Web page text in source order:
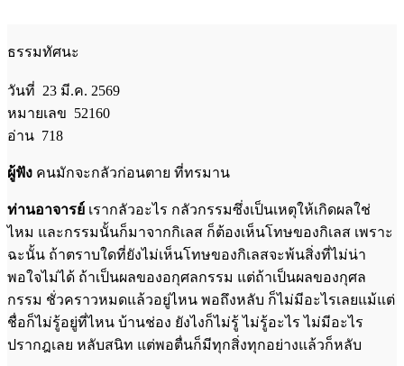
ธรรมทัศนะ
วันที่ 23 มี.ค. 2569
หมายเลข 52160
อ่าน 718
ผู้ฟัง คนมักจะกลัวก่อนตาย ที่ทรมาน
ท่านอาจารย์ เรากลัวอะไร กลัวกรรมซึ่งเป็นเหตุให้เกิดผลใช่
ไหม และกรรมนั้นก็มาจากกิเลส ก็ต้องเห็นโทษของกิเลส เพราะ
ฉะนั้น ถ้าตราบใดที่ยังไม่เห็นโทษของกิเลสจะพ้นสิ่งที่ไม่น่า
พอใจไม่ได้ ถ้าเป็นผลของอกุศลกรรม แต่ถ้าเป็นผลของกุศล
กรรม ชั่วคราวหมดแล้วอยู่ไหน พอถึงหลับ ก็ไม่มีอะไรเลยแม้แต่
ชื่อก็ไม่รู้อยู่ที่ไหน บ้านช่อง ยังไงก็ไม่รู้ ไม่รู้อะไร ไม่มีอะไร
ปรากฎเลย หลับสนิท แต่พอตื่นก็มีทุกสิ่งทุกอย่างแล้วก็หลับ